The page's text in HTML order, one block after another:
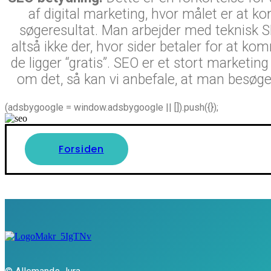
af digital marketing, hvor målet er at
søgeresultat. Man arbejder med teknisk
altså ikke der, hvor sider betaler for at
de ligger “gratis”. SEO er et stort
om det, så kan vi anbefale, at man
(adsbygoogle = window.adsbygoogle || []).push({});
Forsiden